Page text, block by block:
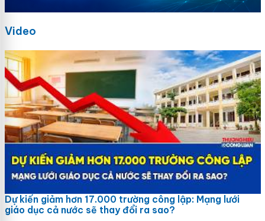
Video
Dự kiến giảm hơn 17.000 trường công lập: Mạng lưới
giáo dục cả nước sẽ thay đổi ra sao?